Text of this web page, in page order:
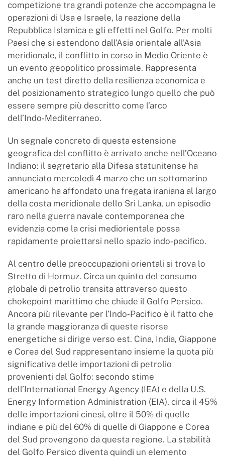
competizione tra grandi potenze che accompagna le
operazioni di Usa e Israele, la reazione della
Repubblica Islamica e gli effetti nel Golfo. Per molti
Paesi che si estendono dall’Asia orientale all’Asia
meridionale, il conflitto in corso in Medio Oriente è
un evento geopolitico prossimale. Rappresenta
anche un test diretto della resilienza economica e
del posizionamento strategico lungo quello che può
essere sempre più descritto come l’arco
dell’Indo‑Mediterraneo.
Un segnale concreto di questa estensione
geografica del conflitto è arrivato anche nell’Oceano
Indiano: il segretario alla Difesa statunitense ha
annunciato mercoledì 4 marzo che un sottomarino
americano ha affondato una fregata iraniana al largo
della costa meridionale dello Sri Lanka, un episodio
raro nella guerra navale contemporanea che
evidenzia come la crisi mediorientale possa
rapidamente proiettarsi nello spazio indo‑pacifico.
Al centro delle preoccupazioni orientali si trova lo
Stretto di Hormuz. Circa un quinto del consumo
globale di petrolio transita attraverso questo
chokepoint marittimo che chiude il Golfo Persico.
Ancora più rilevante per l’Indo‑Pacifico è il fatto che
la grande maggioranza di queste risorse
energetiche si dirige verso est. Cina, India, Giappone
e Corea del Sud rappresentano insieme la quota più
significativa delle importazioni di petrolio
provenienti dal Golfo: secondo stime
dell’International Energy Agency (IEA) e della U.S.
Energy Information Administration (EIA), circa il 45%
delle importazioni cinesi, oltre il 50% di quelle
indiane e più del 60% di quelle di Giappone e Corea
del Sud provengono da questa regione. La stabilità
del Golfo Persico diventa quindi un elemento